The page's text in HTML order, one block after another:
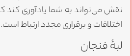
نقش می‌تواند به شما یادآوری کند
اختلافات و برقراری مجدد ارتباط است.
لبهٔ فنجان